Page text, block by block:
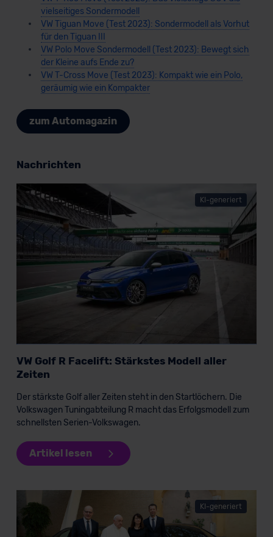
außerhalb der EU zu übermitteln oder dort verarbeiten zu
lassen. Soweit eine Übermittlung in ein Land außerhalb
der EU erfolgt, erfolgt dies ausschließlich auf der
Grundlage eines Angemessenheitsbeschlusses der EU-
Kommission (Art. 45 Abs. 1 DSGVO), von
Standarddatenschutzklauseln (Art. 46 Abs. 2 lit. c
erteilen. Nähere Informationen zu den bestehenden
Datenschutzklauseln können Sie über den Kontakt zu
Datenschutzerklärung
vielseitiges Sondermodell
VW Tiguan Move (Test 2023): Sondermodell als Vorhut
für den Tiguan III
VW Polo Move Sondermodell (Test 2023): Bewegt sich
der Kleine aufs Ende zu?
VW T-Cross Move (Test 2023): Kompakt wie ein Polo,
geräumig wie ein Kompakter
zum Automagazin
Nachrichten
KI-generiert
VW Golf R Facelift: Stärkstes Modell aller
Zeiten
Der stärkste Golf aller Zeiten steht in den Startlöchern. Die
Volkswagen Tuningabteilung R macht das Erfolgsmodell zum
schnellsten Serien-Volkswagen.
Artikel lesen
KI-generiert